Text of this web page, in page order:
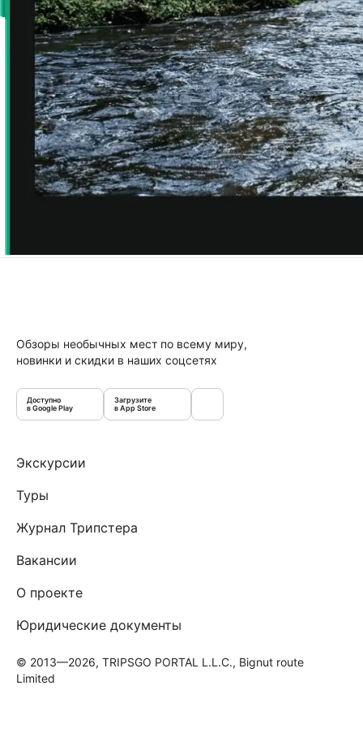
Обзоры необычных мест по всему миру,
новинки и скидки в наших соцсетях
Доступно
в Google Play
Загрузите
в App Store
Экскурсии
Туры
Журнал Трипстера
Вакансии
О проекте
Юридические документы
© 2013—2026, TRIPSGO PORTAL L.L.C., Bignut route
Limited